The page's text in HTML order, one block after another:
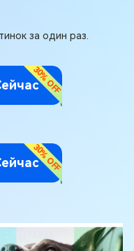
за один раз.